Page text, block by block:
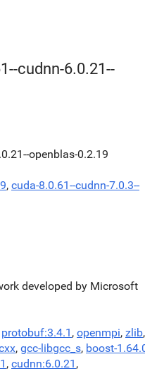
cudnn-6.0.21--
openblas-0.2.19
, cuda-8.0.61--cudnn-7.0.3--
developed by Microsoft
protobuf:3.4.1 , openmpi, zlib,
, gcc-libgcc_s, boost-
, cudnn:6.0.21 ,